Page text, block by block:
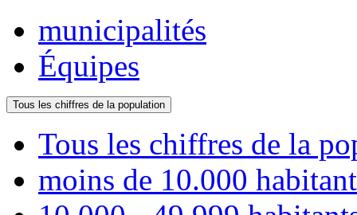
municipalités
Équipes
Tous les chiffres de la population
Tous les chiffres de la
moins de 10.000